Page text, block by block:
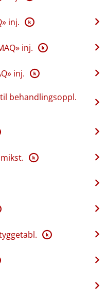
inj. K
inj. K
inj. K
til behandlingsoppl.
K
K